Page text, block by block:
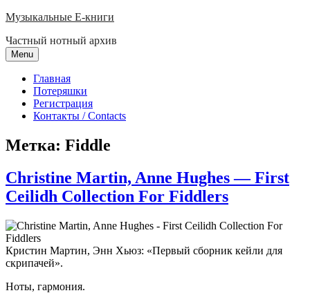
Skip
content
Музыкальные E-книги
Частный нотный архив
Menu
Главная
Потеряшки
Регистрация
Контакты / Contacts
Метка: Fiddle
Christine Martin, Anne Hughes — First
Ceilidh Collection For Fiddlers
Кристин Мартин, Энн Хьюз: «Первый сборник кейли для
скрипачей».
Ноты, гармония.